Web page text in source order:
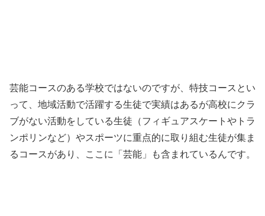
芸能コースのある学校ではないのですが、特技コースとい
って、地域活動で活躍する生徒で実績はあるが高校にクラ
ブがない活動をしている生徒（フィギュアスケートやトラ
ンポリンなど）やスポーツに重点的に取り組む生徒が集ま
るコースがあり、ここに「芸能」も含まれているんです。